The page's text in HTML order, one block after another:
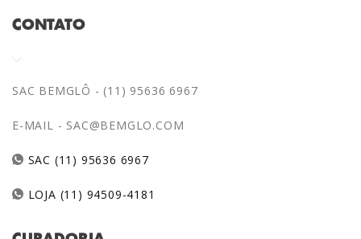
CONTATO
SAC BEMGLÔ - (11) 95636 6967
E-MAIL - SAC@BEMGLO.COM
SAC (11) 95636 6967
LOJA (11) 94509-4181